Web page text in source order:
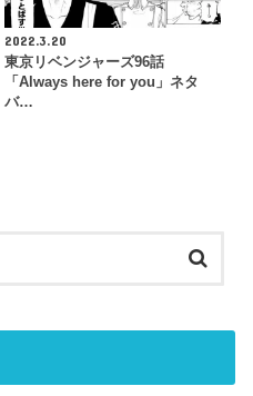
2022.3.20
東京リベンジャーズ96話
「Always here for you」ネタ
バ…